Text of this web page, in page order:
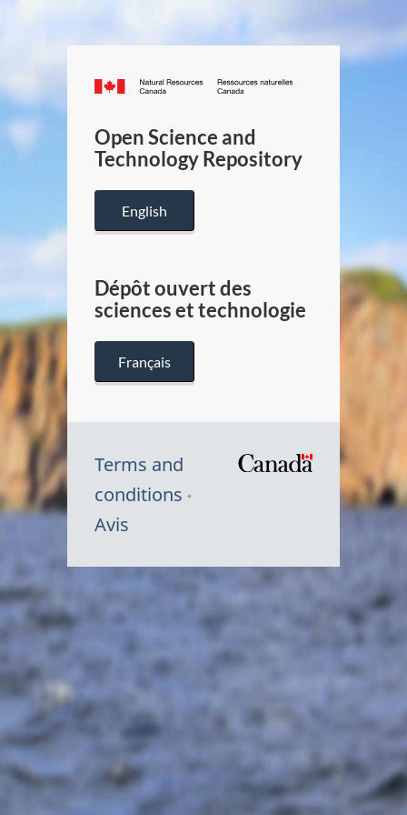
Canada.ca
/
Canada
Open Science and
Technology Repository
English
Dépôt ouvert des
sciences et technologie
Français
Terms and
conditions
Avis
Symbole
Canada